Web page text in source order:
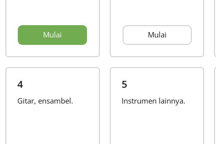
Mulai Mulai
4
Gitar, ensambel.
5
Instrumen lainnya.